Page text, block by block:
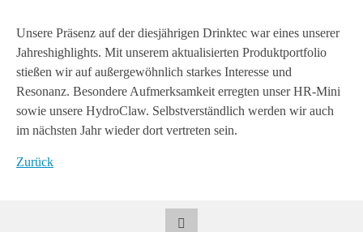
Unsere Präsenz auf der diesjährigen Drinktec war eines unserer
Jahreshighlights. Mit unserem aktualisierten Produktportfolio
stießen wir auf außergewöhnlich starkes Interesse und
Resonanz. Besondere Aufmerksamkeit erregten unser HR-Mini
sowie unsere HydroClaw. Selbstverständlich werden wir auch
im nächsten Jahr wieder dort vertreten sein.
Zurück